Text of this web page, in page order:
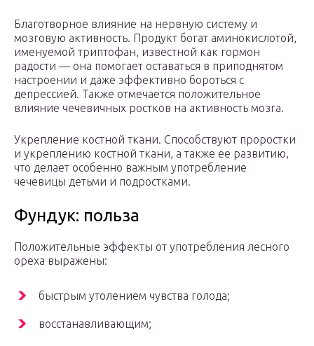
Благотворное влияние на нервную систему и
мозговую активность. Продукт богат аминокислотой,
именуемой триптофан, известной как гормон
радости — она помогает оставаться в приподнятом
настроении и даже эффективно бороться с
депрессией. Также отмечается положительное
влияние чечевичных ростков на активность мозга.
Укрепление костной ткани. Способствуют проростки
и укреплению костной ткани, а также ее развитию,
что делает особенно важным употребление
чечевицы детьми и подростками.
Фундук: польза
Положительные эффекты от употребления лесного
ореха выражены:
быстрым утолением чувства голода;
восстанавливающим;